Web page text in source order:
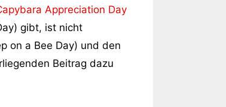
Appreciation Day
gibt, ist nicht
on a Bee Day) und den
Beitrag dazu